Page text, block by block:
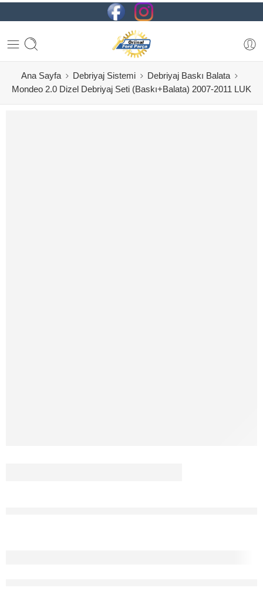
Ana Sayfa Debriyaj Sistemi
Debriyaj Baskı Balata
Mondeo 2.0 Dizel Debriyaj Seti (Baskı+Balata) 2007-2011 LUK